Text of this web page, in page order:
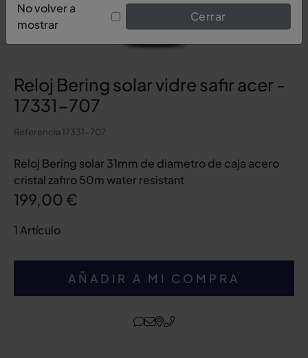
Reloj Bering solar vidre safir acer -
17331-707
Referencia 17331-707
Reloj Bering solar 31mm de diametro de caja acero
cristal zafiro 50m water resistant
199,00 €
1 Artículo
AÑADIR A MI COMPRA
No volver a
mostrar
Cerrar